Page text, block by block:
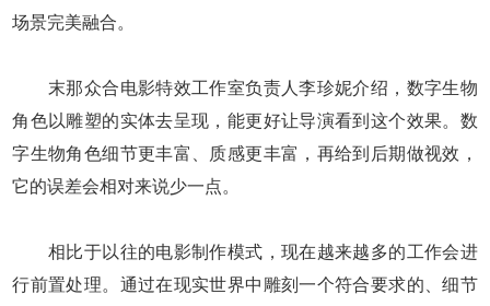
场景完美融合。
末那众合电影特效工作室负责人李珍妮介绍，数字生物
角色以雕塑的实体去呈现，能更好让导演看到这个效果。数
字生物角色细节更丰富、质感更丰富，再给到后期做视效，
它的误差会相对来说少一点。
相比于以往的电影制作模式，现在越来越多的工作会进
行前置处理。通过在现实世界中雕刻一个符合要求的、细节